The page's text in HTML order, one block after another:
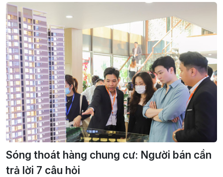
Sóng thoát hàng chung cư: Người bán cần
trả lời 7 câu hỏi